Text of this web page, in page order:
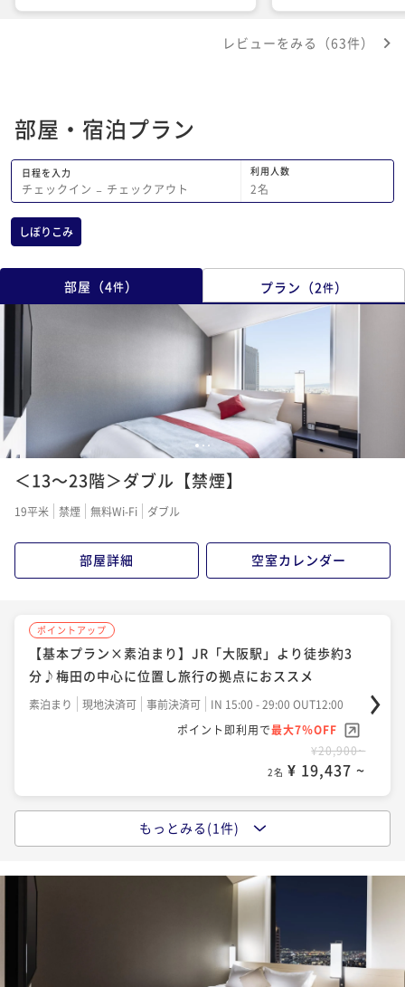
た。朝食の品数は多めで美味しかったで
したが、衛生面を考えると、ウォーター
サーバーではなく、ペットボトルのミネ
ラルウォーターの供給は終了しないで欲
しかったなと思いました。
レビューをみる（63件）
部屋・宿泊プラン
日程を入力
チェックイン − チェックアウト
利用人数
2名
しぼりこみ
部屋 （4件） プラン （2件）
1 2 3
＜13～23階＞ダブル【禁煙】
19平米 禁煙 無料Wi-Fi ダブル
部屋詳細 空室カレンダー
ポイントアップ
【基本プラン×素泊まり】JR「大阪駅」より徒歩約3
分♪梅田の中心に位置し旅行の拠点におススメ
素泊まり 現地決済可 事前決済可
IN 15:00 - 29:00 OUT12:00
ポイント即利用で最大7％OFF
¥20,900~
2名 ¥ 19,437 ~
【基本プラン×朝食付き】JR「大阪駅」より徒歩約3
分♪梅田の中心に位置し旅行の拠点におススメ
IN 15:00 - 29:00 OUT12:00
ポイント即利用で
最大7％OFF
¥26,400~
2名 ¥ 24,552 ~
もっとみる(1件)